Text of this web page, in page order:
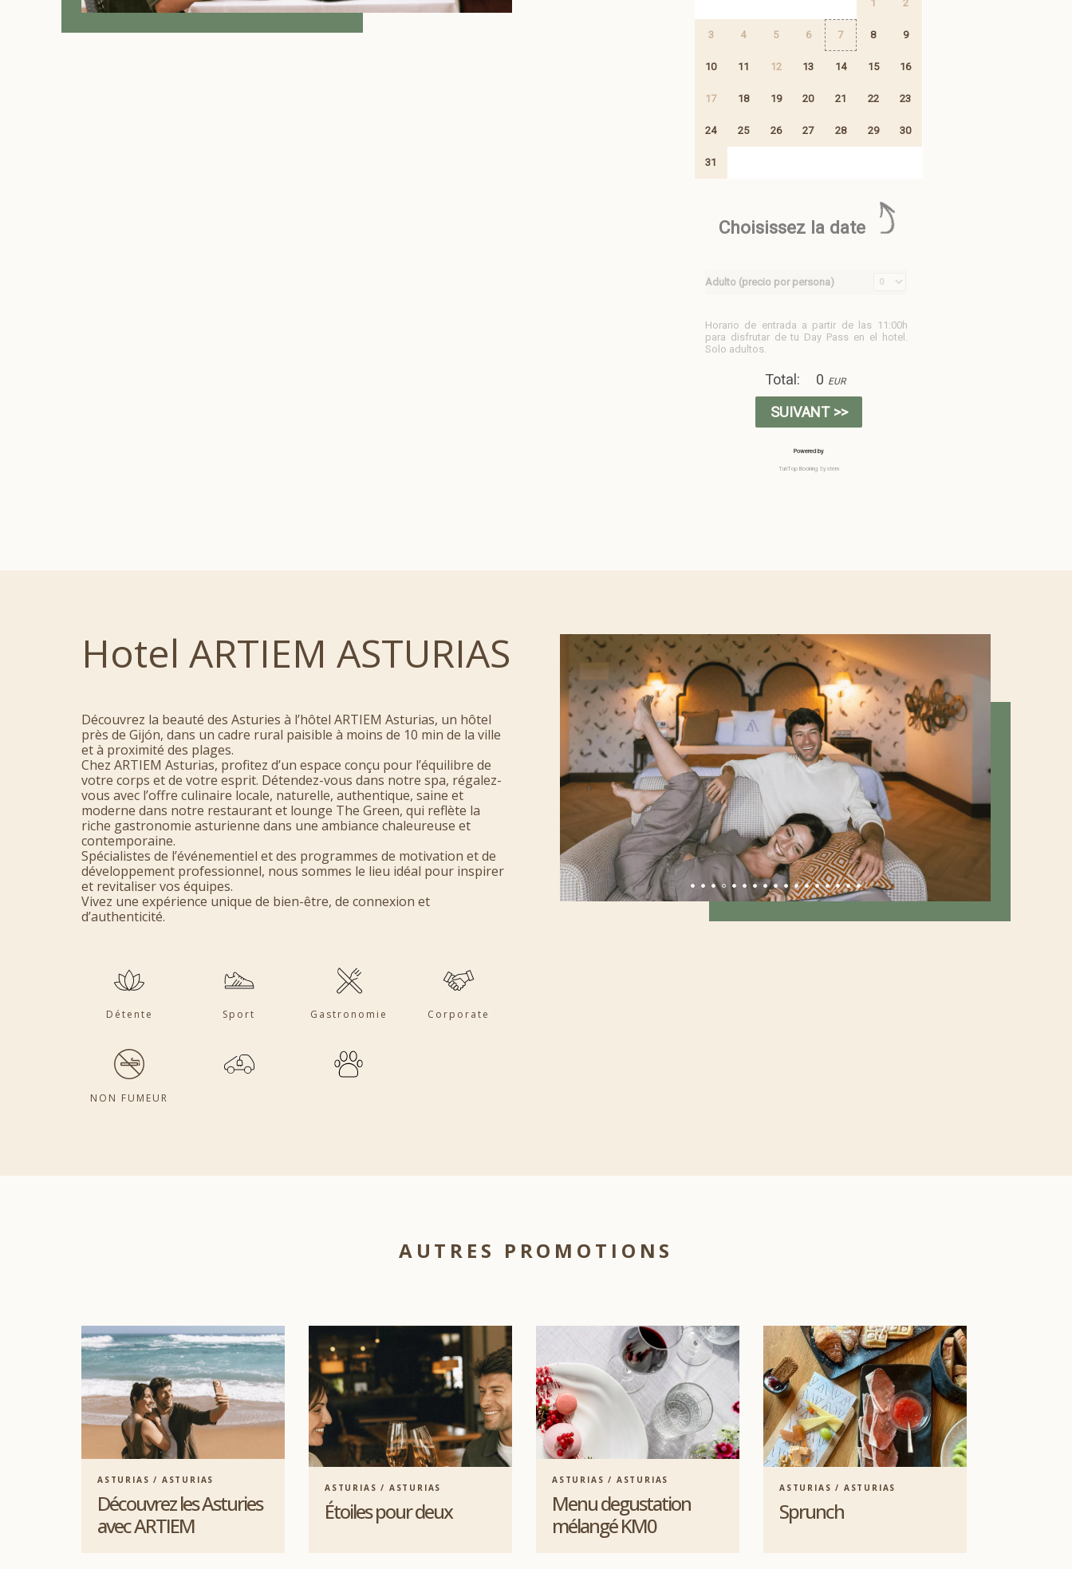
Hotel ARTIEM ASTURIAS
Découvrez la beauté des Asturies à l’hôtel ARTIEM Asturias, un hôtel
près de Gijón, dans un cadre rural paisible à moins de 10 min de la ville
et à proximité des plages.
Chez ARTIEM Asturias, profitez d’un espace conçu pour l’équilibre de
votre corps et de votre esprit. Détendez-vous dans notre spa, régalez-
vous avec l’offre culinaire locale, naturelle, authentique, saine et
moderne dans notre restaurant et lounge The Green, qui reflète la
riche gastronomie asturienne dans une ambiance chaleureuse et
contemporaine.
Spécialistes de l’événementiel et des programmes de motivation et de
développement professionnel, nous sommes le lieu idéal pour inspirer
et revitaliser vos équipes.
Vivez une expérience unique de bien-être, de connexion et
d’authenticité.
Détente Sport Gastronomie Corporate
NON FUMEUR
AUTRES PROMOTIONS
ASTURIAS / ASTURIAS
Découvrez les Asturies
avec ARTIEM
ASTURIAS / ASTURIAS
Étoiles pour deux
ASTURIAS / ASTURIAS
Menu degustation
mélangé KM0
ASTURIAS / ASTURIAS
Sprunch